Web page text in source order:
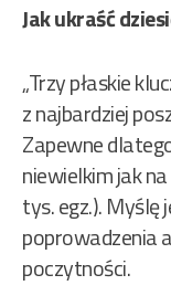
Jak ukraść
„Trzy płaskie
z najbardziej
Zapewne
niewielkim jak
tys. egz.). Myślę
poprowadzenia
poczytności.